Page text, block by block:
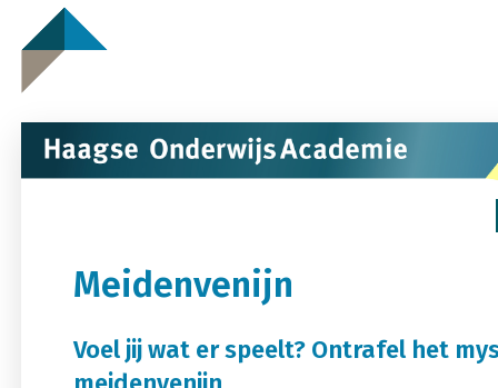
Meidenvenijn
Voel jij wat er speelt? Ontrafel het